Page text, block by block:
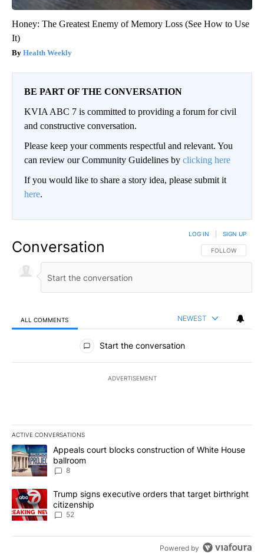
Honey: The Greatest Enemy of Memory Loss (See How to Use
It)
Health Weekly
BE PART OF THE CONVERSATION
KVIA ABC 7 is committed to providing a forum for civil
and constructive conversation.
Please keep your comments respectful and relevant. You
can review our Community Guidelines by clicking here
If you would like to share a story idea, please submit it
here.
Conversation FOLLOW THIS
FOLLOW
LOG IN SIGN UP
ALL COMMENTS NEWEST
All Comments
Start the conversation
ADVERTISEMENT
ACTIVE CONVERSATIONS
The following is a list of the most commented articles in the last
A trending article titled "Appeals court blocks construction of
Appeals court blocks construction of White House
ballroom
8
A trending article titled "Trump signs executive orders that
Trump signs executive orders that target birthright
citizenship
52
Powered by